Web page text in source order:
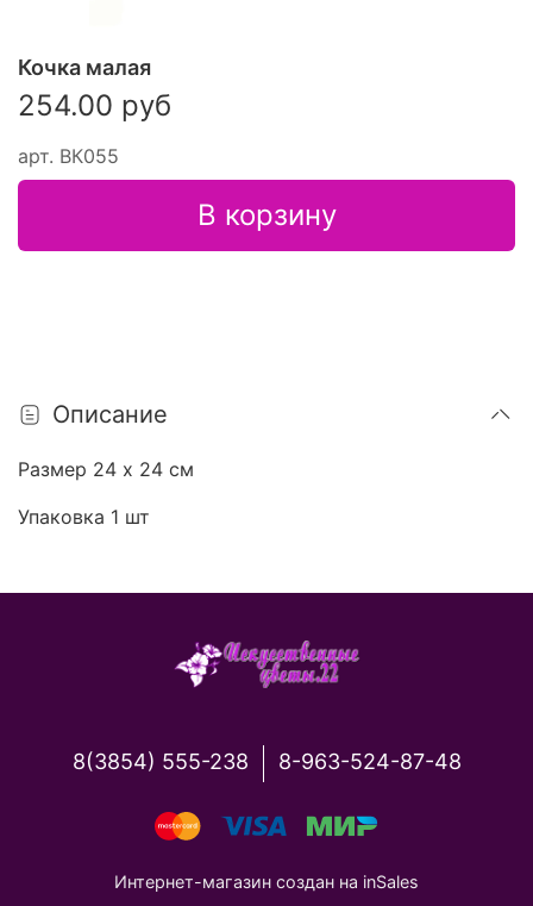
арт. ВК055
Кочка малая
254.00 руб
В корзину
Описание
Размер 24 х 24 см
Упаковка 1 шт
8(3854) 555-238 8-963-524-87-48
Интернет-магазин создан на inSales